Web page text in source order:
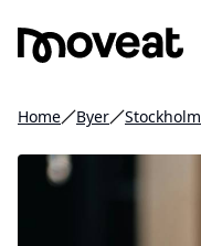
Home Byer Stockholm